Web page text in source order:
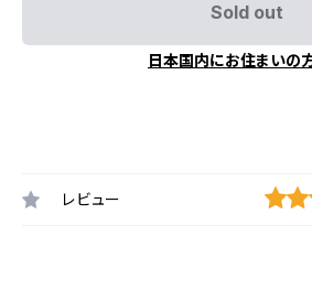
Sold out
日本国内にお住まいの
レビュー